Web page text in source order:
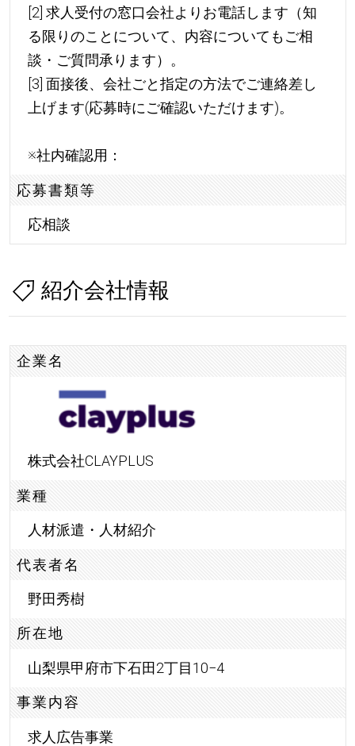
[2] 求人受付の窓口会社よりお電話します（知
る限りのことについて、内容についてもご相
談・ご質問承ります）。
[3] 面接後、会社ごと指定の方法でご連絡差し
上げます(応募時にご確認いただけます)。
※社内確認用：
応募書類等
応相談
紹介会社情報
企業名
株式会社CLAYPLUS
業種
人材派遣・人材紹介
代表者名
野田秀樹
所在地
山梨県甲府市下石田2丁目10−4
事業内容
求人広告事業